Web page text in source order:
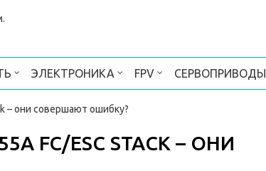
ЭЛЕКТРОНИКА FPV СЕРВОПРИВОДЫ
– они совершают ошибку?
FC/ESC STACK – ОНИ